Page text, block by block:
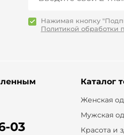
Нажимая кнопку
Политикой обработки
03
Каталог
Женская
Мужская
Красота и